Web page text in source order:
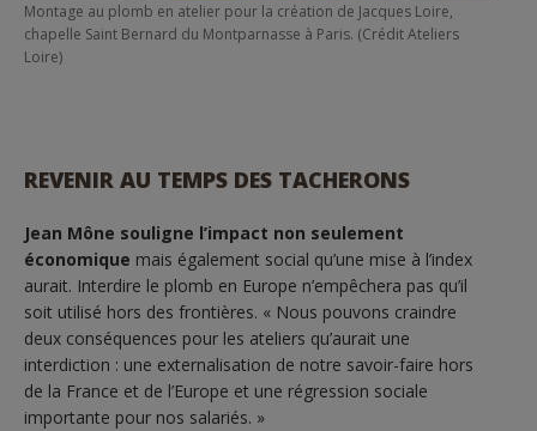
Montage au plomb en atelier pour la création de Jacques Loire,
chapelle Saint Bernard du Montparnasse à Paris. (Crédit Ateliers
Loire)
REVENIR AU TEMPS DES TACHERONS
Jean Mône souligne l’impact non seulement
économique mais également social qu’une mise à l’index
aurait. Interdire le plomb en Europe n’empêchera pas qu’il
soit utilisé hors des frontières. « Nous pouvons craindre
deux conséquences pour les ateliers qu’aurait une
interdiction : une externalisation de notre savoir-faire hors
de la France et de l’Europe et une régression sociale
importante pour nos salariés. »